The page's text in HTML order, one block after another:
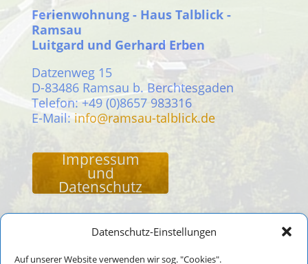
Datenschutz-Einstellungen
Auf unserer Website verwenden wir sog. "Cookies".
Ferienwohnung - Haus Talblick -
Ramsau
Luitgard und Gerhard Erben
Datzenweg 15
D-83486 Ramsau b. Berchtesgaden
Telefon: +49 (0)8657 983316
E-Mail: info@ramsau-talblick.de
Impressum
und
Datenschutz